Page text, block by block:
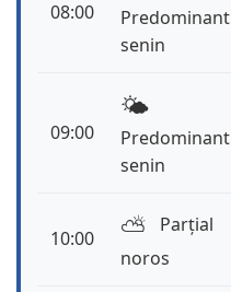
08:00
Predominant
senin
09:00
🌤️
Predominant
senin
10:00 ⛅️
Parțial
noros